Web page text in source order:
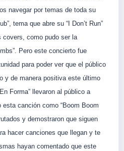
navegar por temas de toda su
tema que abre su “I Don’t Run”
como pudo ser la
Pero este concierto fue
para poder ver que el público
y de manera positiva este último
Forma” llevaron al público a
canción como “Boom Boom
y demostraron que siguen
hacer canciones que llegan y te
hayan comentado que este